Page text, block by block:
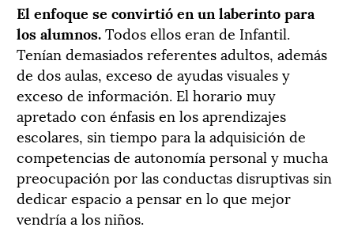
El enfoque se convirtió en un laberinto para
los alumnos.Todos ellos eran de Infantil.
Tenían demasiados referentes adultos, además
de dos aulas, exceso de ayudas visuales y
exceso de información. El horario muy
apretado con énfasis en los aprendizajes
escolares, sin tiempo para la adquisición de
competencias de autonomía personal y mucha
preocupación por las conductas disruptivas sin
dedicar espacio a pensar en lo que mejor
vendría a los niños.